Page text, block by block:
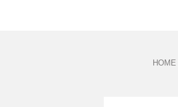
HOME